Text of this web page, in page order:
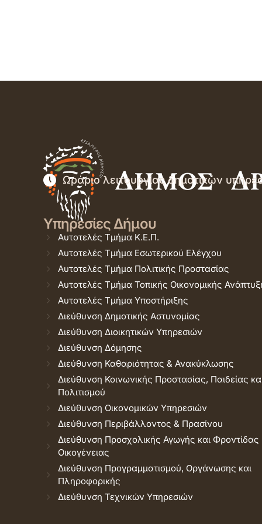
Ωράριο λειτουργίας δημοτικών
Υπηρεσίες Δήμου
Αυτοτελές Τμήμα Κ.Ε.Π.
Αυτοτελές Τμήμα Εσωτερικού Ελέγχου
Αυτοτελές Τμήμα Πολιτικής Προστασίας
Αυτοτελές Τμήμα Τοπικής Οικονομικής
Αυτοτελές Τμήμα Υποστήριξης
Διεύθυνση Δημοτικής Αστυνομίας
Διεύθυνση Διοικητικών Υπηρεσιών
Διεύθυνση Δόμησης
Διεύθυνση Καθαριότητας & Ανακύκλωσης
Διεύθυνση Κοινωνικής Προστασίας, Παιδείας
Πολιτισμού
Διεύθυνση Οικονομικών Υπηρεσιών
Διεύθυνση Περιβάλλοντος & Πρασίνου
Διεύθυνση Προσχολικής Αγωγής και Φροντίδας
Οικογένειας
Διεύθυνση Προγραμματισμού, Οργάνωσης και
Πληροφορικής
Διεύθυνση Τεχνικών Υπηρεσιών